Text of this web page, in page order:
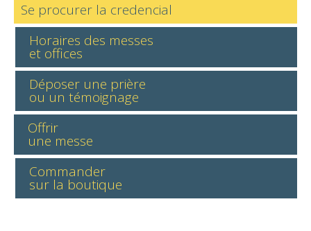
Se procurer la credencial
Horaires des messes
et offices
Déposer une prière
ou un témoignage
Offrir
une messe
Commander
sur la boutique